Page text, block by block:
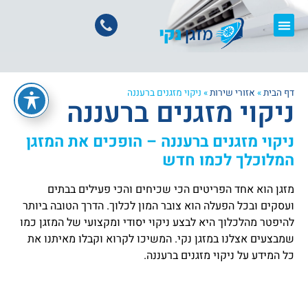
דף הבית» אזורי שירות» ניקוי מזגנים ברעננה
ניקוי מזגנים ברעננה
ניקוי מזגנים ברעננה – הופכים את המזגן
המלוכלך לכמו חדש
מזגן הוא אחד הפריטים הכי שכיחים והכי פעילים בבתים
ועסקים ובכל הפעלה הוא צובר המון לכלוך. הדרך הטובה ביותר
להיפטר מהלכלוך היא לבצע ניקוי יסודי ומקצועי של המזגן כמו
שמבצעים אצלנו במזגן נקי. המשיכו לקרוא וקבלו מאיתנו את
כל המידע על ניקוי מזגנים ברעננה.